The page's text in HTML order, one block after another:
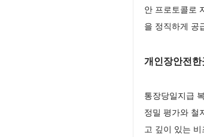
안 프로토콜로
을 정직하게 공
개인장안전
통장당일지급
정밀 평가와 철
고 깊이 있는